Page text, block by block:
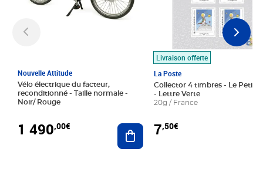
Nouvelle Attitude
Vélo électrique du facteur,
reconditionné - Taille normale -
Noir/ Rouge
1 490,00€ Ajouter au panier
Livraison offerte
La Poste
Collector 4 timbres - Le Petit
- Lettre Verte
20g / France
7,50€